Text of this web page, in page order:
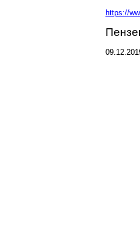
https://